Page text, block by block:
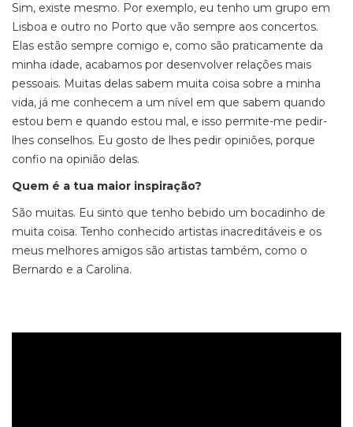
Sim, existe mesmo. Por exemplo, eu tenho um grupo em
Lisboa e outro no Porto que vão sempre aos concertos.
Elas estão sempre comigo e, como são praticamente da
minha idade, acabamos por desenvolver relações mais
pessoais. Muitas delas sabem muita coisa sobre a minha
vida, já me conhecem a um nível em que sabem quando
estou bem e quando estou mal, e isso permite-me pedir-
lhes conselhos. Eu gosto de lhes pedir opiniões, porque
confio na opinião delas.
Quem é a tua maior inspiração?
São muitas. Eu sinto que tenho bebido um bocadinho de
muita coisa. Tenho conhecido artistas inacreditáveis e os
meus melhores amigos são artistas também, como o
Bernardo e a Carolina.